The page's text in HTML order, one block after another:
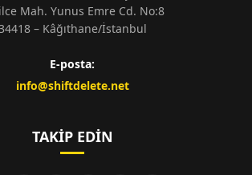
Mah. Yunus Emre Cd. No:8
– Kâğıthane/İstanbul
E-posta:
info@shiftdelete.net
TAKIP EDIN